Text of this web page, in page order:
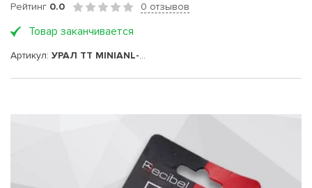
Рейтинг 0.0 0 отзывов
Товар заканчивается
Артикул: УРАЛ ТТ MINIANL-ТТ80